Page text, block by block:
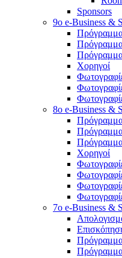
Sponsors
9o e-Business &
Χορηγοί
8o e-Business &
Χορηγοί
7o e-Business &